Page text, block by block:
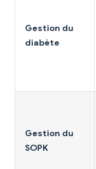
Gestion du
diabète
Gestion du
SOPK